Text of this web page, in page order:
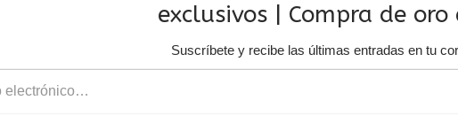
exclusivos | Compra de oro
Suscríbete y recibe las últimas entradas en tu